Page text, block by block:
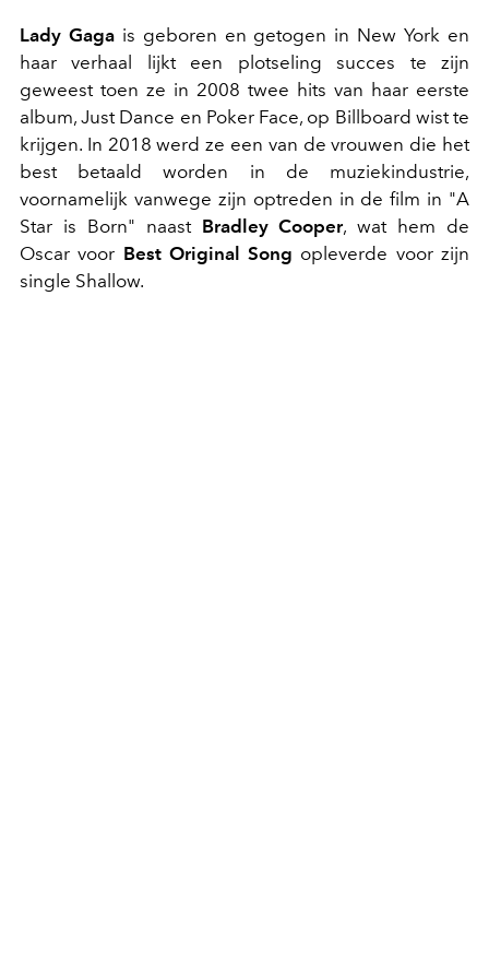
Lady Gagais geboren en getogen in New York en
haar verhaal lijkt een plotseling succes te zijn
geweest toen ze in 2008 twee hits van haar eerste
album, Just Dance en Poker Face, op Billboard wist te
krijgen. In 2018 werd ze een van de vrouwen die het
best betaald worden in de muziekindustrie,
voornamelijk vanwege zijn optreden in de film in "A
Star is Born" naast Bradley Cooper, wat hem de
Oscar voor Best Original Song opleverde voor zijn
single Shallow.